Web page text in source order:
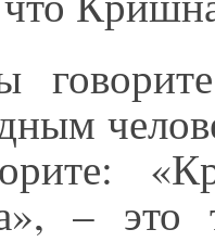
– это